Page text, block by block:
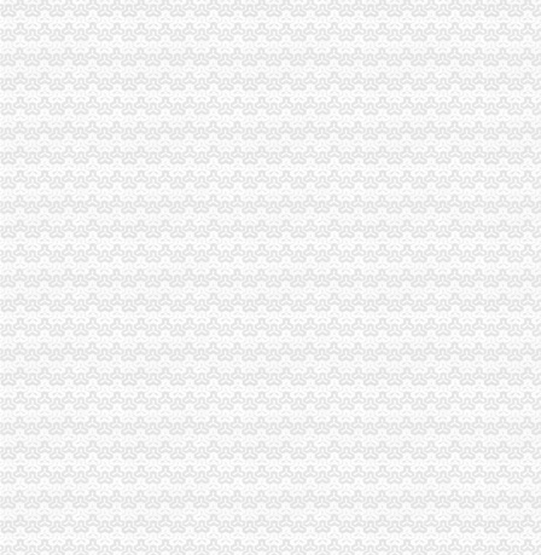
免费注册公司流程
【物业管理公司注册流程】-内江百姓网
上海注册一家公司,注册公司的流程及费用都有哪些?-知乎
0元注册公司流程
【南通教育公司注册_科技教育公司注册_教育公司注册流程】-南通赶
【图】公司0元注册,代理记账_六安工商注册_六安列表网
一元注册公司流程
北京市3万1新注册|3万1新注册供应商|3万—1亿元公司新注册_一呼百
【图】在成都注册一家公司需要的流程和费用有哪些？_成都工商注册_
一元公司
聊城一元醇公司-顺企网聊城页
浦口区工商局核发全区张一元公司营业执照
1元注册公司
1元零付可注册广州公司【今日推荐网-广州工商/税务/财务】
工商登记制度改革满月北京注册两家“1元公司”-万象-古汉台网
0元注册公司
0元代办宁波公司|在线工商查询|流程费用|新政策—QZHUCE宁波注
0元注册公司代办工商全套手续-聊城58同城
重庆一元注册公司
【图】投资基金公司与基金管理公司注册条件（安l77lo7663l3_重庆公
重庆市招标投标综合网_重庆市渝南自来水有限公司2016年度“一户一
重庆0元注册公司